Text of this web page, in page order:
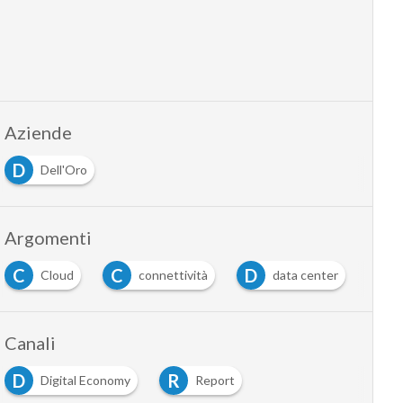
Aziende
D
Dell'Oro
Argomenti
C
Cloud C connettività D data center
Canali
D
Digital Economy R Report